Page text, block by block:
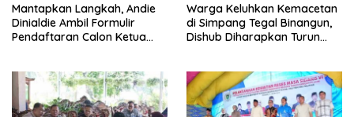
Mantapkan Langkah, Andie
Dinialdie Ambil Formulir
Pendaftaran Calon Ketua
Warga Keluhkan Kemacetan
di Simpang Tegal Binangun,
Dishub Diharapkan Turun